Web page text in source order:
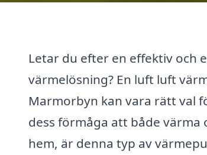
Letar du efter en effektiv och
värmelösning? En luft luft
Marmorbyn kan vara rätt val
dess förmåga att både värma
hem, är denna typ av